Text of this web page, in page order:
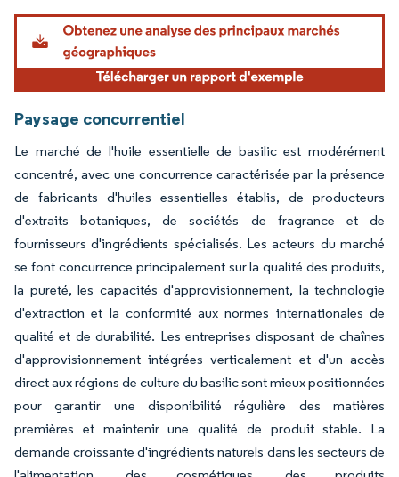
Image © Mordor Intelligence. La réutilisation nécessite une attribution sous CC BY
Paysage concurrentiel
Le marché de l'huile essentielle de basilic est modérément
concentré, avec une concurrence caractérisée par la présence
de fabricants d'huiles essentielles établis, de producteurs
d'extraits botaniques, de sociétés de fragrance et de
fournisseurs d'ingrédients spécialisés. Les acteurs du marché
se font concurrence principalement sur la qualité des produits,
la pureté, les capacités d'approvisionnement, la technologie
d'extraction et la conformité aux normes internationales de
qualité et de durabilité. Les entreprises disposant de chaînes
d'approvisionnement intégrées verticalement et d'un accès
direct aux régions de culture du basilic sont mieux positionnées
pour garantir une disponibilité régulière des matières
premières et maintenir une qualité de produit stable. La
demande croissante d'ingrédients naturels dans les secteurs de